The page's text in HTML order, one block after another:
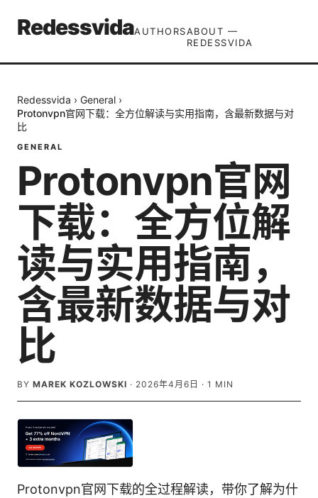
RedessvidaAUTHORSABOUT —
REDESSVIDA
Redessvida › General ›
Protonvpn官网下载：全方位解读与实用指南，含最新数据与对
比
GENERAL
Protonvpn官网
下载：全方位解
读与实用指南，
含最新数据与对
比
BY MAREK KOZLOWSKI · 2026年4月6日 · 1 MIN
Protonvpn官网下载的全过程解读，带你了解为什